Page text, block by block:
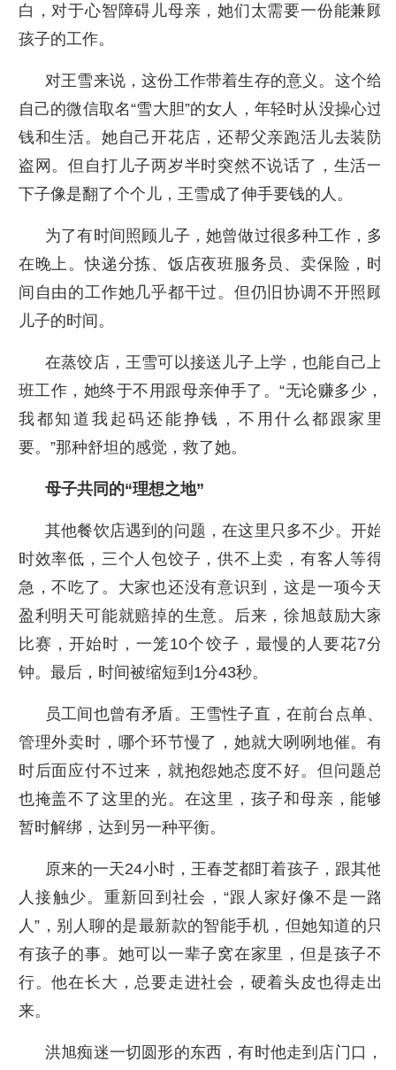
白，对于心智障碍儿母亲，她们太需要一份能兼顾
孩子的工作。
对王雪来说，这份工作带着生存的意义。这个给
自己的微信取名“雪大胆”的女人，年轻时从没操心过
钱和生活。她自己开花店，还帮父亲跑活儿去装防
盗网。但自打儿子两岁半时突然不说话了，生活一
下子像是翻了个个儿，王雪成了伸手要钱的人。
为了有时间照顾儿子，她曾做过很多种工作，多
在晚上。快递分拣、饭店夜班服务员、卖保险，时
间自由的工作她几乎都干过。但仍旧协调不开照顾
儿子的时间。
在蒸饺店，王雪可以接送儿子上学，也能自己上
班工作，她终于不用跟母亲伸手了。“无论赚多少，
我都知道我起码还能挣钱，不用什么都跟家里
要。”那种舒坦的感觉，救了她。
母子共同的“理想之地”
其他餐饮店遇到的问题，在这里只多不少。开始
时效率低，三个人包饺子，供不上卖，有客人等得
急，不吃了。大家也还没有意识到，这是一项今天
盈利明天可能就赔掉的生意。后来，徐旭鼓励大家
比赛，开始时，一笼10个饺子，最慢的人要花7分
钟。最后，时间被缩短到1分43秒。
员工间也曾有矛盾。王雪性子直，在前台点单、
管理外卖时，哪个环节慢了，她就大咧咧地催。有
时后面应付不过来，就抱怨她态度不好。但问题总
也掩盖不了这里的光。在这里，孩子和母亲，能够
暂时解绑，达到另一种平衡。
原来的一天24小时，王春芝都盯着孩子，跟其他
人接触少。重新回到社会，“跟人家好像不是一路
人”，别人聊的是最新款的智能手机，但她知道的只
有孩子的事。她可以一辈子窝在家里，但是孩子不
行。他在长大，总要走进社会，硬着头皮也得走出
来。
洪旭痴迷一切圆形的东西，有时他走到店门口，